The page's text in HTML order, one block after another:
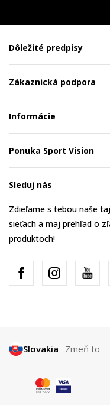
Dôležité predpisy
Zákaznická podpora
Informácie
Ponuka Sport Vision
Sleduj nás
Zdieľame s tebou naše
sieťach a maj prehľad o
produktoch!
Slovakia Zmeň to